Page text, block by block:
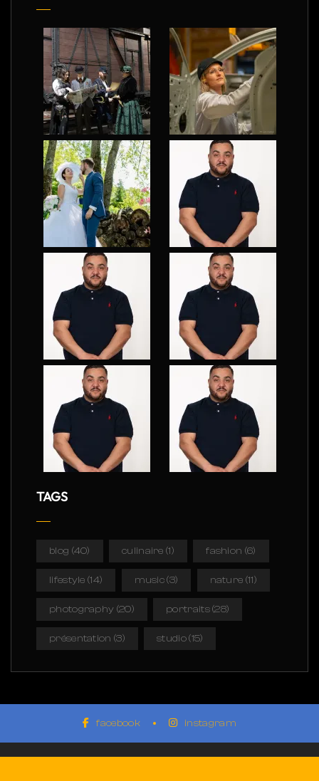
TAGS
blog (40) culinaire (1) fashion (6)
lifestyle (14) music(3) nature (11)
photography (20) portraits(28)
présentation (3) studio(15)
facebook instagram